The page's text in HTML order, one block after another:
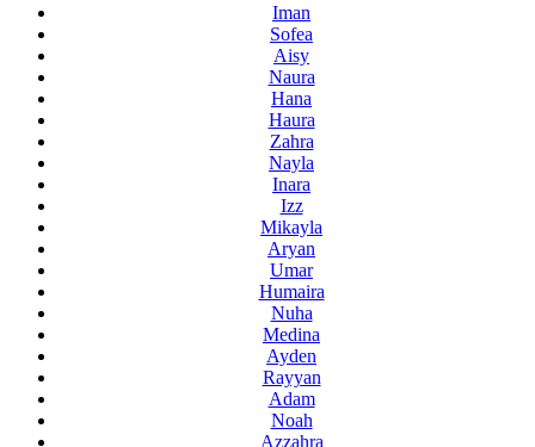
Iman
Sofea
Aisy
Naura
Hana
Haura
Zahra
Nayla
Inara
Izz
Mikayla
Aryan
Umar
Humaira
Nuha
Medina
Ayden
Rayyan
Adam
Noah
Azzahra